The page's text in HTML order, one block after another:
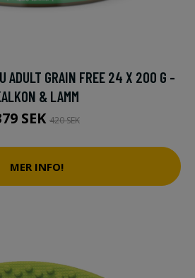
ADULT GRAIN FREE 24 X 200 G -
& LAMM
SEK420 SEK
MER INFO!